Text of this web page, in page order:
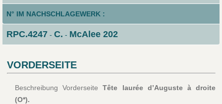
N° IM NACHSCHLAGEWERK :
RPC.4247- C. - McAlee 202
VORDERSEITE
Beschreibung VorderseiteTête laurée d’Auguste à droite
(O*).